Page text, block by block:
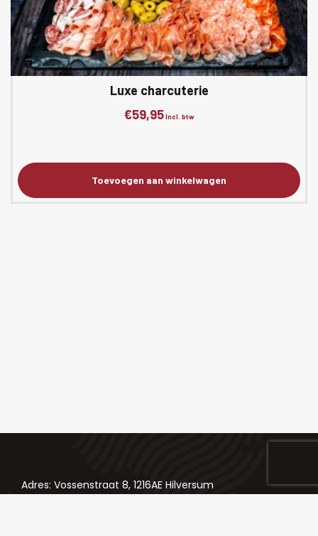
Toevoegen aan winkelwagen
Luxe charcuterie
€59,95 Incl. btw
Adres: Vossenstraat 8, 1216AE Hilversum